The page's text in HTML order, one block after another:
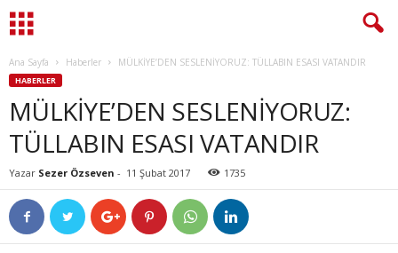
Ana Sayfa Haberler MÜLKİYE’DEN SESLENİYORUZ: TÜLLABIN ESASI VATANDIR
HABERLER
MÜLKİYE’DEN SESLENİYORUZ:
TÜLLABIN ESASI VATANDIR
Yazar Sezer Özseven - 11 Şubat 2017 1735